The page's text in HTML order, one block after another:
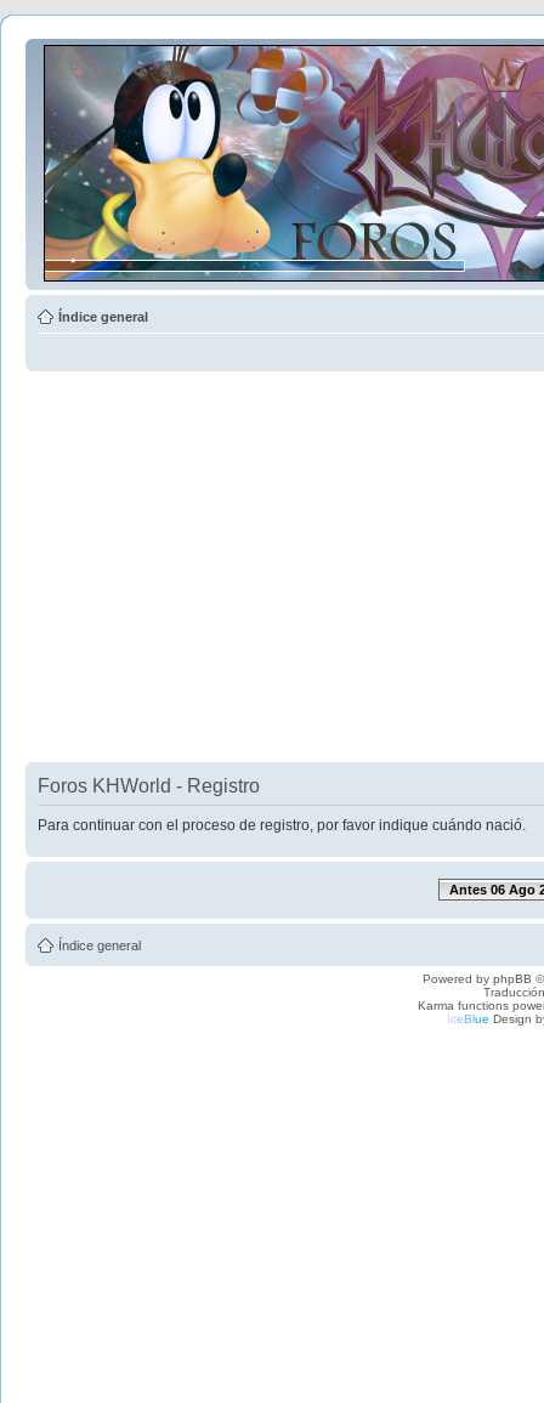
Índice general
Foros KHWorld - Registro
Para continuar con el proceso de registro, por favor indique cuándo nació.
Antes 06 Ago
Índice general
Powered by phpBB
Karma functions
IceBlue Design